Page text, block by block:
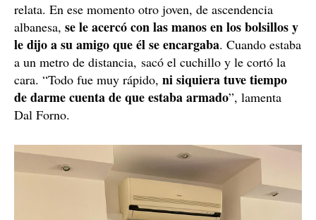
relata. En ese momento otro joven, de ascendencia
albanesa, se le acercó con las manos en los bolsillos y
le dijo a su amigo que él se encargaba. Cuando estaba
a un metro de distancia, sacó el cuchillo y le cortó la
cara. “Todo fue muy rápido, ni siquiera tuve tiempo
de darme cuenta de que estaba armado”, lamenta
Dal Forno.